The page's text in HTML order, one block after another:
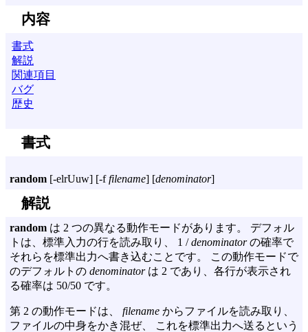
内容
書式
解説
関連項目
バグ
歴史
書式
random [-elrUuw] [-f filename] [denominator]
解説
random は 2 つの異なる動作モードがあります。 デフォル
トは、標準入力の行を読み取り、 1 /denominatorの確率で
それらを標準出力へ書き込むことです。 この動作モードで
のデフォルトの denominatorは 2 であり、各行が表示され
る確率は 50/50 です。
第 2 の動作モードは、 filename からファイルを読み取り、
ファイルの中身をかき混ぜ、 これを標準出力へ送るという